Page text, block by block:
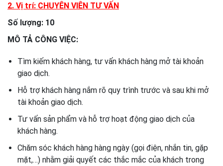
2. Vị trí: CHUYÊN VIÊN TƯ VẤN
Số lượng: 10
MÔ TẢ CÔNG VIỆC:
Tìm kiếm khách hàng, tư vấn khách hàng mở tài khoản
giao dịch.
Hỗ trợ khách hàng nắm rõ quy trình trước và sau khi mở
tài khoản giao dịch.
Tư vấn sản phẩm và hỗ trợ hoạt động giao dịch của
khách hàng.
Chăm sóc khách hàng hàng ngày (gọi điện, nhắn tin, gặp
mặt,…) nhằm giải quyết các thắc mắc của khách trong